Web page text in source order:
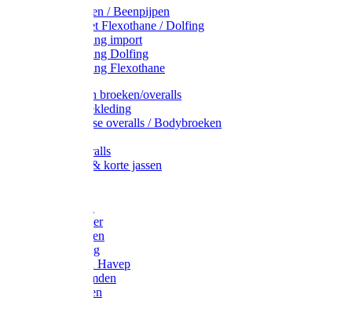
Plukmouwen / Beenpijpen
Reparatieset Flexothane / Dolfing
Regenkleding import
Regenkleding Dolfing
Regenkleding Flexothane
Toebehoren broeken/overalls
Signalisatiekleding
Amerikaanse overalls / Bodybroeken
Kinderoveralls
Stofjassen & korte jassen
Bodywarmer
Werkbroeken
Zaagkleding
Werkjassen Havep
Thermohemden
Overhemden